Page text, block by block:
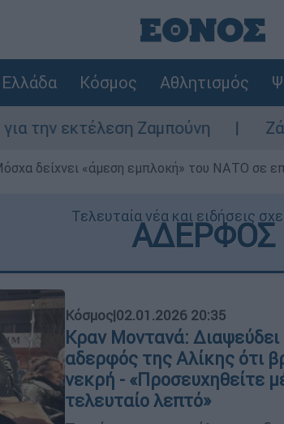
Ελλάδα Κόσμος Αθλητισμός
Ζαμπούνη Ζάκυνθος: Τι
δείχνει «άμεση εμπλοκή» του ΝΑΤΟ σε
Τελευταία νέα και ειδήσεις
ΑΔΕΡΦΟΣ
Κόσμος|02.01.2026 20:35
Κραν Μοντανά: Διαψεύδει
αδερφός της Αλίκης ότι
νεκρή - «Προσευχηθείτε
τελευταίο λεπτό»